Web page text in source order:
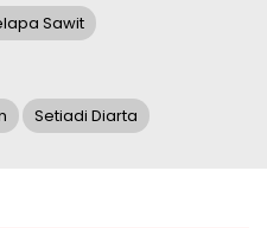
Sawit
Setiadi Diarta